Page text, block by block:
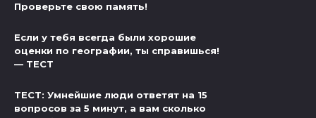
Проверьте свою память!
Если у тебя всегда были хорошие
оценки по географии, ты справишься!
— ТЕСТ
ТЕСТ: Умнейшие люди ответят на 15
вопросов за 5 минут, а вам сколько